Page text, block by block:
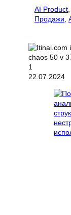
AI Product
Продажи
22.07.2024